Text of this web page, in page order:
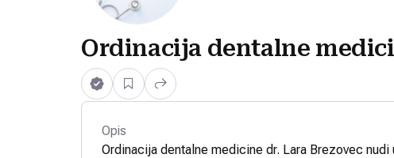
Ordinacija dentalne
Opis
Ordinacija dentalne medicine dr. Lara Brezovec